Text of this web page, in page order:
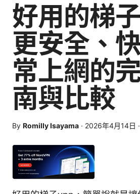
好用的梯
更安全、
常上網的
南與比較
By Romilly Isayama · 2026年4月14日 ·